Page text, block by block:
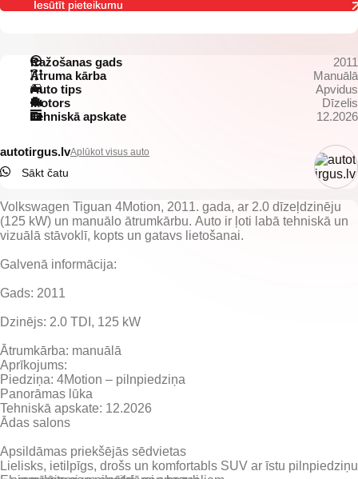
Ražošanas gads
2011
Ātruma kārba
Manuālā
Auto tips
Apvidus
Motors
Dīzelis
Tehniskā apskate
12.2026
autotirgus.lvAplūkot visus auto
Sākt čatu
Volkswagen Tiguan 4Motion, 2011. gada, ar 2.0 dīzeļdzinēju
(125 kW) un manuālo ātrumkārbu. Auto ir ļoti labā tehniskā un
vizuālā stāvoklī, kopts un gatavs lietošanai.
Galvenā informācija:
Gads: 2011
Dzinējs: 2.0 TDI, 125 kW
Ātrumkārba: manuālā
Piedziņa: 4Motion – pilnpiedziņa
Tehniskā apskate: 12.2026
Aprīkojums:
Panorāmas lūka
Ādas salons
Apsildāmas priekšējās sēdvietas
Lielisks, ietilpīgs, drošs un komfortabls SUV ar īstu pilnpiedziņu